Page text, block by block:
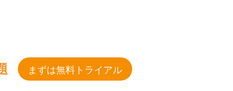
まずは無料トライアル